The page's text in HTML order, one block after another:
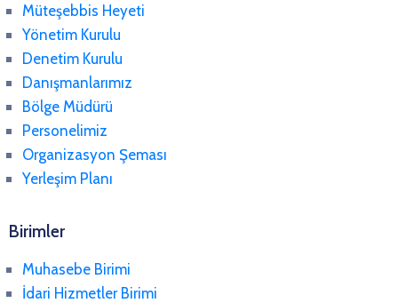
Müteşebbis Heyeti
Yönetim Kurulu
Denetim Kurulu
Danışmanlarımız
Bölge Müdürü
Personelimiz
Organizasyon Şeması
Yerleşim Planı
Birimler
Muhasebe Birimi
İdari Hizmetler Birimi